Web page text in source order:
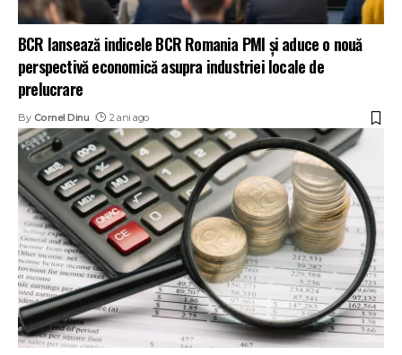
BCR lansează indicele BCR Romania PMI și aduce o nouă
perspectivă economică asupra industriei locale de
prelucrare
By Cornel Dinu 2 ani ago